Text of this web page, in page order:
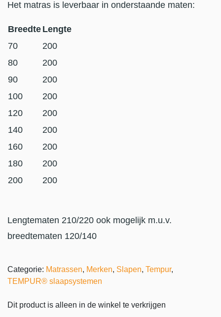
Het matras is leverbaar in onderstaande maten:
Breedte Lengte
70
200
80
200
90
200
100
200
120
200
140
200
160
200
180
200
200
200
Lengtematen 210/220 ook mogelijk m.u.v.
breedtematen 120/140
Categorie: Matrassen, Merken, Slapen, Tempur,
TEMPUR® slaapsystemen
Dit product is alleen in de winkel te verkrijgen